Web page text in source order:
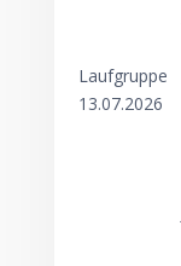
Laufgruppe
13.07.2026